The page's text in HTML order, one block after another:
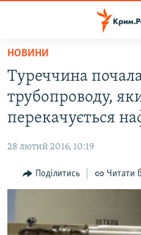
Перейти
основного
матеріалу
Перейти
до
основної
Перейти
до
ВОДА.КРИМ
ВІДЕО ТА ФОТО
БЛОГИ
ПОГЛЯД
ВСЕ ЗА ДЕНЬ
НОВИНИ
Туреччина
трубопроводу,
перекачується
28 лютий 2016, 10:19
Поділитись Читати